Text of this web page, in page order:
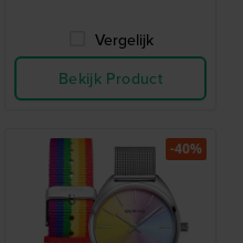
Vergelijk
Bekijk Product
-40%